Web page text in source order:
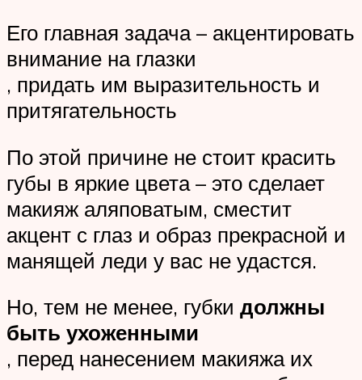
Его главная задача – акцентировать
внимание на глазки
, придать им выразительность и
притягательность
По этой причине не стоит красить
губы в яркие цвета – это сделает
макияж аляповатым, сместит
акцент с глаз и образ прекрасной и
манящей леди у вас не удастся.
Но, тем не менее, губки должны
быть ухоженными
, перед нанесением макияжа их